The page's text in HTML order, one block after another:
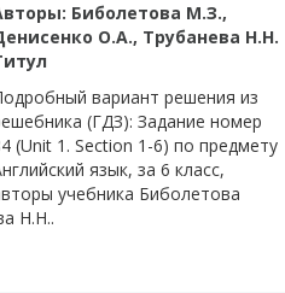
Биболетова М.З.,
О.А., Трубанева Н.Н.
вариант решения из
(ГДЗ): Задание номер
(Unit 1. Section 1-6) по предмету
язык, за 6 класс,
учебника Биболетова
Н.Н..